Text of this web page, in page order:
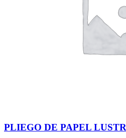
PLIEGO DE PAPEL